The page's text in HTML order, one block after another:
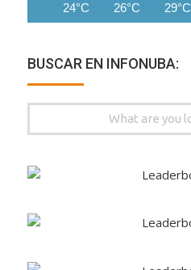
24°C 26°C 29°C
BUSCAR EN INFONUBA:
for: